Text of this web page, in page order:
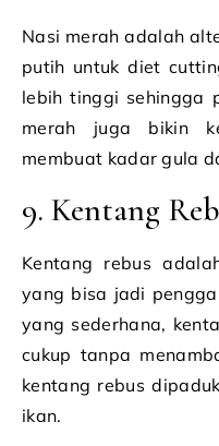
Nasi merah adalah
putih untuk diet
lebih tinggi sehingga
merah juga bikin
membuat kadar gula
9. Kentang
Kentang rebus
yang bisa jadi
yang sederhana,
cukup tanpa
kentang rebus
ikan.